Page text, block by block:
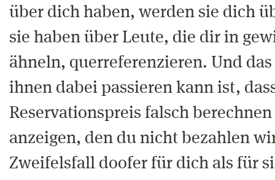
über dich haben, werden sie dich
sie haben über Leute, die dir in
ähneln, querreferenzieren. Und
ihnen dabei passieren kann ist,
Reservationspreis falsch
anzeigen, den du nicht bezahlen
Zweifelsfall doofer für dich als für